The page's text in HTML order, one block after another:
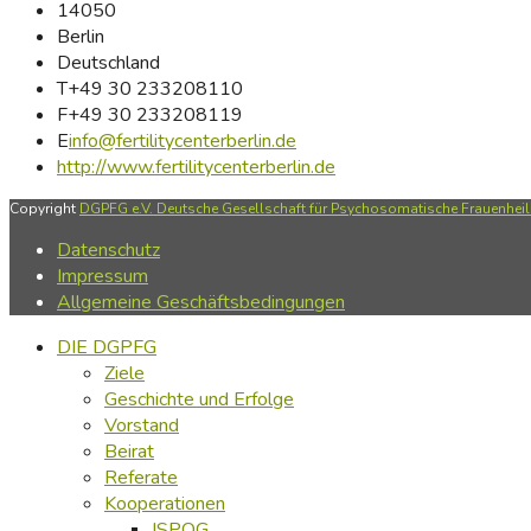
14050
Berlin
Deutschland
T+49 30 233208110
F+49 30 233208119
Einfo@fertilitycenterberlin.de
http://www.fertilitycenterberlin.de
Copyright DGPFG e.V. Deutsche Gesellschaft für Psychosomatische
Datenschutz
Impressum
Allgemeine Geschäftsbedingungen
DIE DGPFG
Ziele
Geschichte und Erfolge
Vorstand
Beirat
Referate
Kooperationen